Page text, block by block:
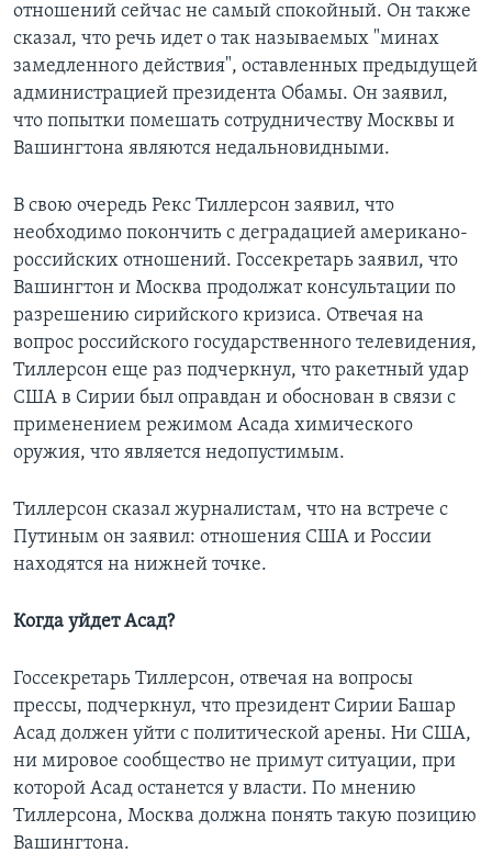
отношений сейчас не самый спокойный. Он также
сказал, что речь идет о так называемых "минах
замедленного действия", оставленных предыдущей
администрацией президента Обамы. Он заявил,
что попытки помешать сотрудничеству Москвы и
Вашингтона являются недальновидными.
В свою очередь Рекс Тиллерсон заявил, что
необходимо покончить с деградацией американо-
российских отношений. Госсекретарь заявил, что
Вашингтон и Москва продолжат консультации по
разрешению сирийского кризиса. Отвечая на
вопрос российского государственного телевидения,
Тиллерсон еще раз подчеркнул, что ракетный удар
США в Сирии был оправдан и обоснован в связи с
применением режимом Асада химического
оружия, что является недопустимым.
Тиллерсон сказал журналистам, что на встрече с
Путиным он заявил: отношения США и России
находятся на нижней точке.
Когда уйдет Асад?
Госсекретарь Тиллерсон, отвечая на вопросы
прессы, подчеркнул, что президент Сирии Башар
Асад должен уйти с политической арены. Ни США,
ни мировое сообщество не примут ситуации, при
которой Асад останется у власти. По мнению
Тиллерсона, Москва должна понять такую позицию
Вашингтона.